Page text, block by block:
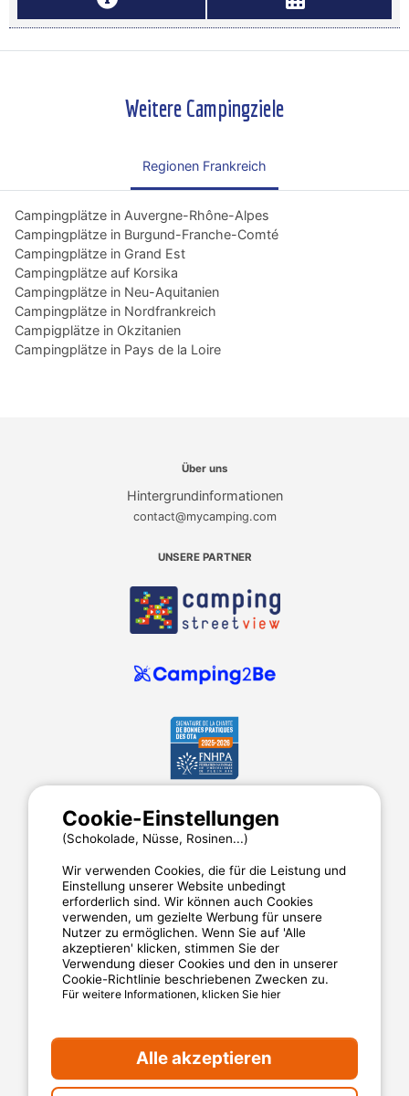
Weitere Campingziele
Regionen Frankreich
Campingplätze in Auvergne-Rhône-Alpes
Campingplätze in Burgund-Franche-Comté
Campingplätze in Grand Est
Campingplätze auf Korsika
Campingplätze in Neu-Aquitanien
Campingplätze in Nordfrankreich
Campigplätze in Okzitanien
Campingplätze in Pays de la Loire
Über uns
Hintergrundinformationen
contact@mycamping.com
UNSERE PARTNER
MyCamping.com
Impressum
Allgemeine Nutzungsbedingungen
Cookies
Datenschutzerklärung
MyCamping.com steht für
Eine 100% sichere Zahlungsabwicklung
Die besten Campingplätze
Verlässliche Kundenbewertungen
Cookie-Einstellungen
(Schokolade, Nüsse, Rosinen...)
Wir verwenden Cookies, die für die Leistung und
Einstellung unserer Website unbedingt
erforderlich sind. Wir können auch Cookies
verwenden, um gezielte Werbung für unsere
Nutzer zu ermöglichen. Wenn Sie auf 'Alle
akzeptieren' klicken, stimmen Sie der
Verwendung dieser Cookies und den in unserer
Cookie-Richtlinie beschriebenen Zwecken zu.
Für weitere Informationen, klicken Sie hier
Alle akzeptieren